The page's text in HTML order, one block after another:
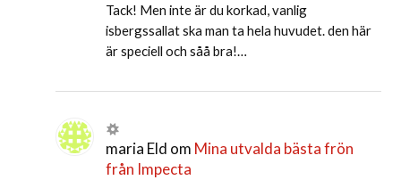
Tack! Men inte är du korkad, vanlig
isbergssallat ska man ta hela huvudet. den här
är speciell och såå bra!…
maria Eld om Mina utvalda bästa frön
från Impecta